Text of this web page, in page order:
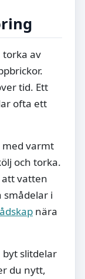
torka av
tid. Ett
ofta ett
med varmt
och torka.
att vatten
smådelar i
nära
byt slitdelar
du nytt,